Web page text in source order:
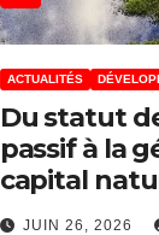
ACTUALITÉS
Du statut
passif à la
capital
levier de la
JUIN 26, 2026